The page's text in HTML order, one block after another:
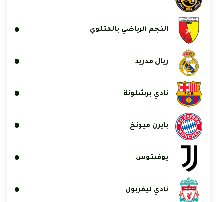
النجم الرياضي بالمتلوي
ريال مدريد
نادي برشلونة
بايرن ميونخ
يوفنتوس
نادي ليفربول